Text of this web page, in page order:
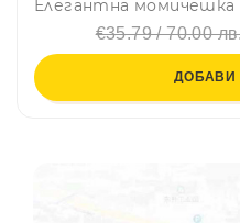
€35.79 / 70.00
ДОБАВИ